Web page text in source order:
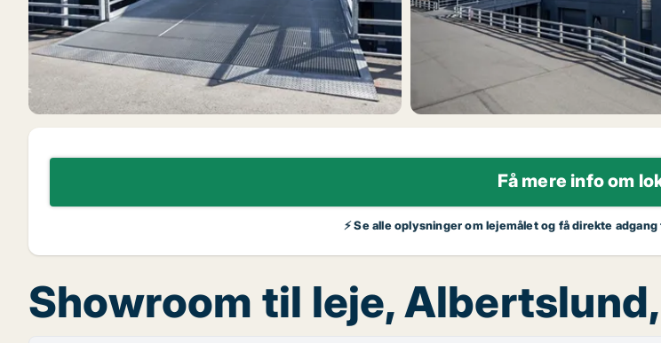
Få mere info om
⚡ Se alle oplysninger om lejemålet og få direkte
Showroom til leje,